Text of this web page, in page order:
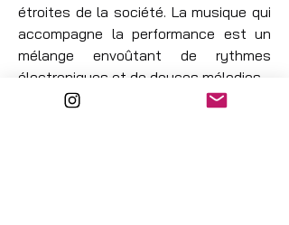
étroites de la société. La musique qui
accompagne la performance est un
mélange envoûtant de rythmes
électroniques et de douces mélodies.